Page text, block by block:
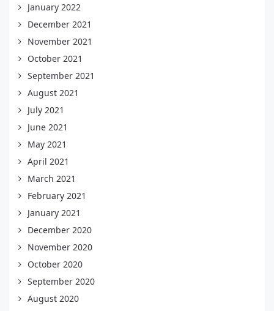
January 2022
December 2021
November 2021
October 2021
September 2021
August 2021
July 2021
June 2021
May 2021
April 2021
March 2021
February 2021
January 2021
December 2020
November 2020
October 2020
September 2020
August 2020